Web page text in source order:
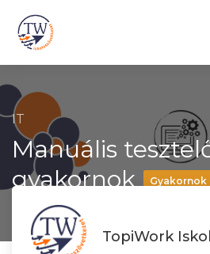
IT
Manuális
gyakornok
Gyakornok
TopiWork